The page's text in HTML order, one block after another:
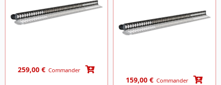
259,00 € Commander
159,00 € Commander